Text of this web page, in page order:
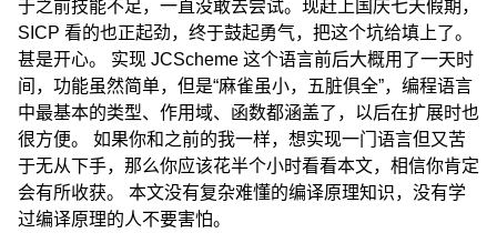
于之前技能不足，一直没敢去尝试。现赶上国庆七天假期，
SICP 看的也正起劲，终于鼓起勇气，把这个坑给填上了。
甚是开心。 实现 JCScheme 这个语言前后大概用了一天时
间，功能虽然简单，但是“麻雀虽小，五脏俱全”，编程语言
中最基本的类型、作用域、函数都涵盖了，以后在扩展时也
很方便。 如果你和之前的我一样，想实现一门语言但又苦
于无从下手，那么你应该花半个小时看看本文，相信你肯定
会有所收获。 本文没有复杂难懂的编译原理知识，没有学
过编译原理的人不要害怕。